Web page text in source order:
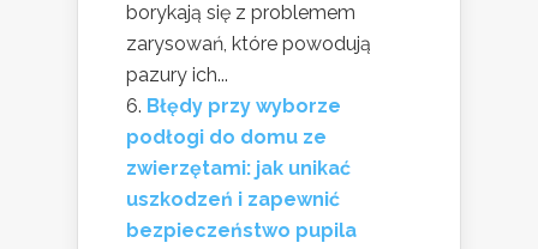
borykają się z problemem
zarysowań, które powodują
pazury ich...
Błędy przy wyborze
podłogi do domu ze
zwierzętami: jak unikać
uszkodzeń i zapewnić
bezpieczeństwo pupila